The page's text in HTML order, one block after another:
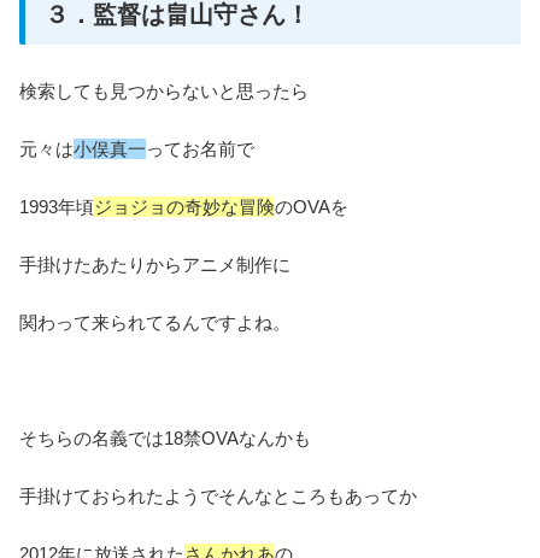
３．監督は畠山守さん！
検索しても見つからないと思ったら
元々は小俣真一ってお名前で
1993年頃ジョジョの奇妙な冒険のOVAを
手掛けたあたりからアニメ制作に
関わって来られてるんですよね。
そちらの名義では18禁OVAなんかも
手掛けておられたようでそんなところもあってか